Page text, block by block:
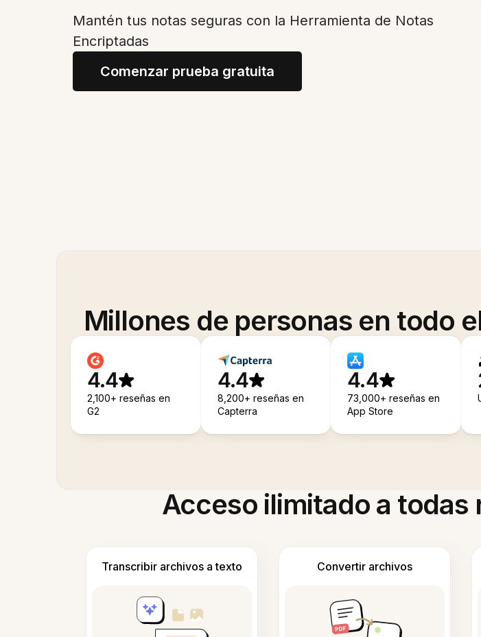
Mantén tus notas seguras con la Herramienta de Notas
Encriptadas
Comenzar prueba gratuita
Millones de personas en todo
4.4
2,100+ reseñas en
G2
4.4
8,200+ reseñas en
Capterra
4.4
73,000+ reseñas en
App Store
Acceso ilimitado a
Transcribir archivos a texto Convertir archivos